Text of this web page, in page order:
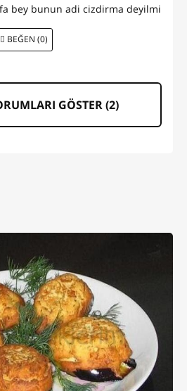
bey bunun adi cizdirma deyilmi
BEĞEN (0)
GÖSTER (2)